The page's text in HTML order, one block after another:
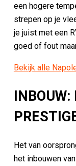
een hogere
strepen op je
je juist met een
goed of fout
Bekijk alle
INBOUW:
Het van
het inbouwen